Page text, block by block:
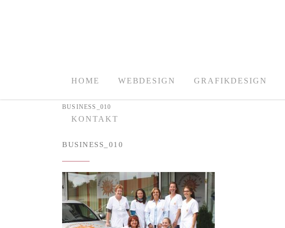
HOME WEBDESIGN GRAFIKDESIGN
KONTAKT
BUSINESS_010
BUSINESS_010